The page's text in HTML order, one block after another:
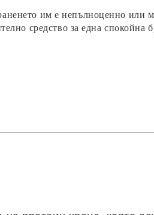
им е непълноценно
средство за една спокойна